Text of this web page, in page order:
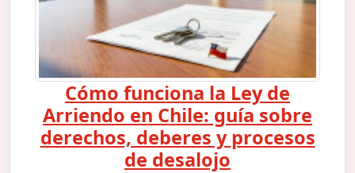
Cómo funciona la Ley de
Arriendo en Chile: guía sobre
derechos, deberes y procesos
de desalojo